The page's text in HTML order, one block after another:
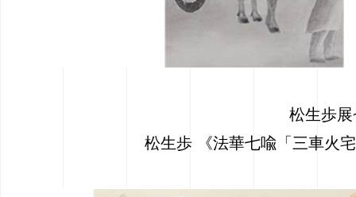
松生歩
松生歩 《法華七喩「三車火